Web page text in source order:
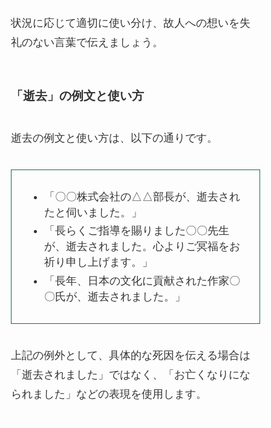
状況に応じて適切に使い分け、故人への想いを失
礼のない言葉で伝えましょう。
「逝去」の例文と使い方
逝去の例文と使い方は、以下の通りです。
「〇〇株式会社の△△部長が、逝去され
たと伺いました。」
「長らくご指導を賜りました〇〇先生
が、逝去されました。心よりご冥福をお
祈り申し上げます。」
「長年、日本の文化に貢献された作家〇
〇氏が、逝去されました。」
上記の例外として、具体的な死因を伝える場合は
「逝去されました」ではなく、「お亡くなりにな
られました」などの表現を使用します。